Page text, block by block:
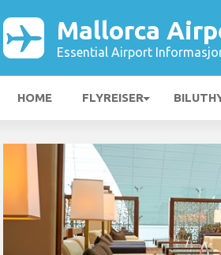
Mallorca
Essential Airport
HOME FLYREISER